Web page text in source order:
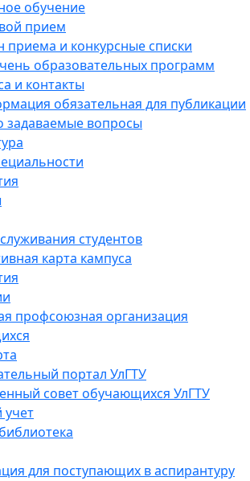
обучение
прием
приема и конкурсные списки
образовательных программ
и контакты
обязательная для публикации
задаваемые вопросы
студентов
карта кампуса
профсоюзная организация
портал УлГТУ
совет обучающихся УлГТУ
учет
для поступающих в аспирантуру